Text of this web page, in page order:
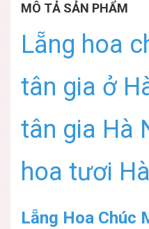
MÔ TẢ SẢN PHẨM
Lẵng hoa
tân gia ở
tân gia Hà
hoa tươi
Lẵng Hoa Chúc